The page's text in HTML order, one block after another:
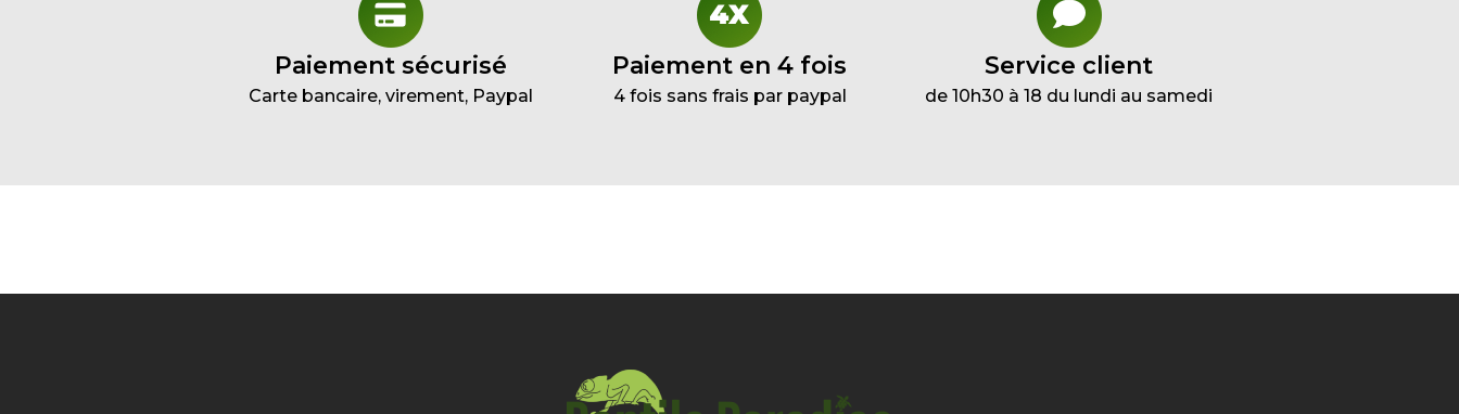
Paiement sécurisé
Carte bancaire, virement, Paypal
Paiement en 4 fois
4 fois sans frais par paypal
Service client
de 10h30 à 18 du lundi au samedi